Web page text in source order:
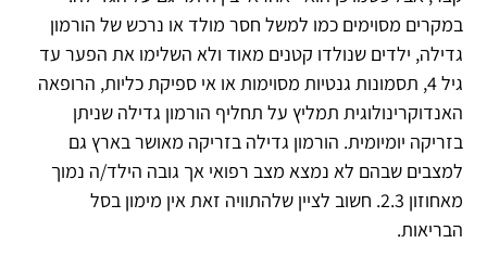
במקרים מסוימים כמו למשל חסר מולד או נרכש של הורמון
גדילה, ילדים שנולדו קטנים מאוד ולא השלימו את הפער עד
גיל 4, תסמונות גנטיות מסוימות או אי ספיקת כליות, הרופאה
האנדוקרינולוגית תמליץ על תחליף הורמון גדילה שניתן
בזריקה יומיומית. הורמון גדילה בזריקה מאושר בארץ גם
למצבים שבהם לא נמצא מצב רפואי אך גובה הילד/ה נמוך
מאחוזון 2.3. חשוב לציין שלהתוויה זאת אין מימון בסל
הבריאות.